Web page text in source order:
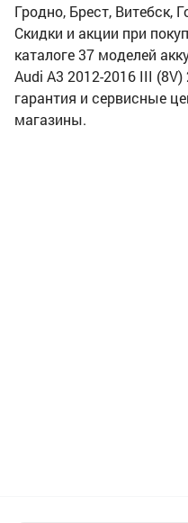
Гродно, Брест, Витебск,
Скидки и акции при
каталоге 37 моделей
Audi A3 2012-2016 III
гарантия и сервисные
магазины.